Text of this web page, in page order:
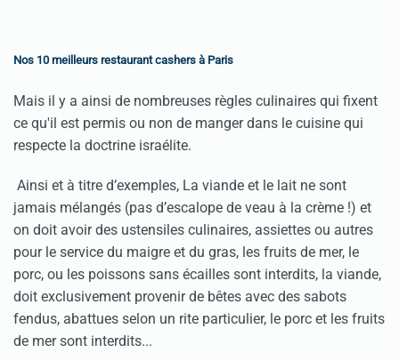
Nos 10 meilleurs restaurant cashers à Paris
Mais il y a ainsi de nombreuses règles culinaires qui fixent
ce qu'il est permis ou non de manger dans le cuisine qui
respecte la doctrine israélite.
Ainsi et à titre d’exemples, La viande et le lait ne sont
jamais mélangés (pas d’escalope de veau à la crème !) et
on doit avoir des ustensiles culinaires, assiettes ou autres
pour le service du maigre et du gras, les fruits de mer, le
porc, ou les poissons sans écailles sont interdits, la viande,
doit exclusivement provenir de bêtes avec des sabots
fendus, abattues selon un rite particulier, le porc et les fruits
de mer sont interdits...